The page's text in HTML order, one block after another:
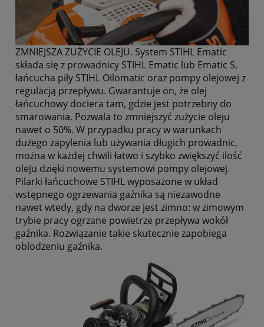
ZMNIEJSZA ZUŻYCIE OLEJU. System STIHL Ematic
składa się z prowadnicy STIHL Ematic lub Ematic S,
łańcucha piły STIHL Oilomatic oraz pompy olejowej z
regulacją przepływu. Gwarantuje on, że olej
łańcuchowy dociera tam, gdzie jest potrzebny do
smarowania. Pozwala to zmniejszyć zużycie oleju
nawet o 50%. W przypadku pracy w warunkach
dużego zapylenia lub używania długich prowadnic,
można w każdej chwili łatwo i szybko zwiększyć ilość
oleju dzięki nowemu systemowi pompy olejowej.
Pilarki łańcuchowe STIHL wyposażone w układ
wstępnego ogrzewania gaźnika są niezawodne
nawet wtedy, gdy na dworze jest zimno: w zimowym
trybie pracy ogrzane powietrze przepływa wokół
gaźnika. Rozwiązanie takie skutecznie zapobiega
oblodzeniu gaźnika.